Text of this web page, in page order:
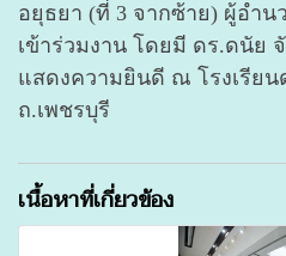
อยุธยา (ที่ 3 จากซ้าย) ผู้อำน
เข้าร่วมงาน โดยมี ดร.ดนัย
แสดงความยินดี ณ โรงเรียน
ถ.เพชรบุรี
เนื้อหาที่เกี่ยวข้อง